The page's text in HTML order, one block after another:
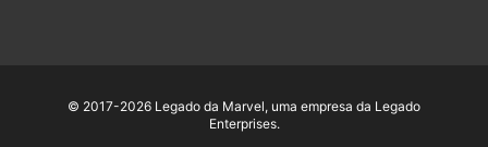
© 2017-2026 Legado da Marvel, uma empresa da Legado
Enterprises.